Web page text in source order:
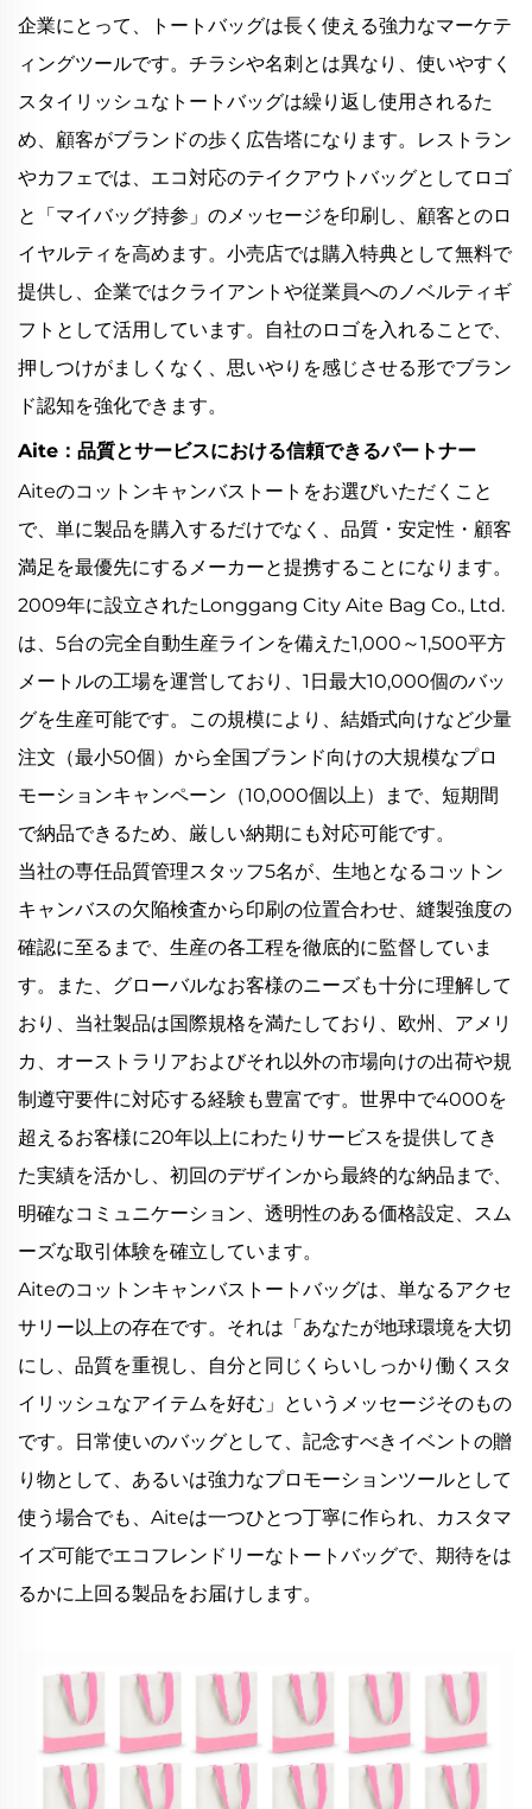
企業にとって、トートバッグは長く使える強力なマーケテ
ィングツールです。チラシや名刺とは異なり、使いやすく
スタイリッシュなトートバッグは繰り返し使用されるた
め、顧客がブランドの歩く広告塔になります。レストラン
やカフェでは、エコ対応のテイクアウトバッグとしてロゴ
と「マイバッグ持参」のメッセージを印刷し、顧客とのロ
イヤルティを高めます。小売店では購入特典として無料で
提供し、企業ではクライアントや従業員へのノベルティギ
フトとして活用しています。自社のロゴを入れることで、
押しつけがましくなく、思いやりを感じさせる形でブラン
ド認知を強化できます。
Aite：品質とサービスにおける信頼できるパートナー
Aiteのコットンキャンバストートをお選びいただくこと
で、単に製品を購入するだけでなく、品質・安定性・顧客
満足を最優先にするメーカーと提携することになります。
2009年に設立されたLonggang City Aite Bag Co., Ltd.
は、5台の完全自動生産ラインを備えた1,000～1,500平方
メートルの工場を運営しており、1日最大10,000個のバッ
グを生産可能です。この規模により、結婚式向けなど少量
注文（最小50個）から全国ブランド向けの大規模なプロ
モーションキャンペーン（10,000個以上）まで、短期間
で納品できるため、厳しい納期にも対応可能です。
当社の専任品質管理スタッフ5名が、生地となるコットン
キャンバスの欠陥検査から印刷の位置合わせ、縫製強度の
確認に至るまで、生産の各工程を徹底的に監督していま
す。また、グローバルなお客様のニーズも十分に理解して
おり、当社製品は国際規格を満たしており、欧州、アメリ
カ、オーストラリアおよびそれ以外の市場向けの出荷や規
制遵守要件に対応する経験も豊富です。世界中で4000を
超えるお客様に20年以上にわたりサービスを提供してき
た実績を活かし、初回のデザインから最終的な納品まで、
明確なコミュニケーション、透明性のある価格設定、スム
ーズな取引体験を確立しています。
Aiteのコットンキャンバストートバッグは、単なるアクセ
サリー以上の存在です。それは「あなたが地球環境を大切
にし、品質を重視し、自分と同じくらいしっかり働くスタ
イリッシュなアイテムを好む」というメッセージそのもの
です。日常使いのバッグとして、記念すべきイベントの贈
り物として、あるいは強力なプロモーションツールとして
使う場合でも、Aiteは一つひとつ丁寧に作られ、カスタマ
イズ可能でエコフレンドリーなトートバッグで、期待をは
るかに上回る製品をお届けします。